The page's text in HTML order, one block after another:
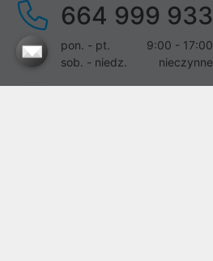
664 999 933
pon. - pt.
9:00 - 17:00
sob. - niedz.
nieczynne